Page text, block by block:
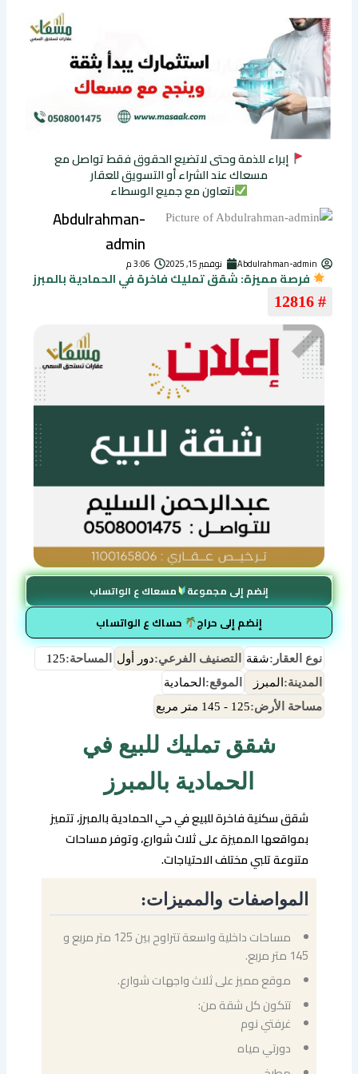
إبراء للذمة وحتى لاتضيع الحقوق فقط تواصل مع
مسعاك عند الشراء أو التسويق للعقار
نتعاون مع جميع الوسطاء
Abdulrahman-
admin
Abdulrahman-admin نوفمبر 15, 2025 3:06 م
فرصة مميزة: شقق تمليك فاخرة في الحمادية بالمبرز
# 12816
إنضم إلى مجموعة مسعاك ع الواتساب
إنضم إلى حراج حساك ع الواتساب
نوع العقار:شقة التصنيف الفرعي:دور أول المساحة:125
المدينة: المبرز الموقع: الحمادية
مساحة الأرض:125 - 145 متر مربع
شقق تمليك للبيع في
الحمادية بالمبرز
شقق سكنية فاخرة للبيع في حي الحمادية بالمبرز، تتميز
بمواقعها المميزة على ثلاث شوارع، وتوفر مساحات
متنوعة تلبي مختلف الاحتياجات.
المواصفات والمميزات:
مساحات داخلية واسعة تتراوح بين 125 متر مربع و
145 متر مربع.
موقع مميز على ثلاث واجهات شوارع.
تتكون كل شقة من:
غرفتي نوم
دورتي مياه